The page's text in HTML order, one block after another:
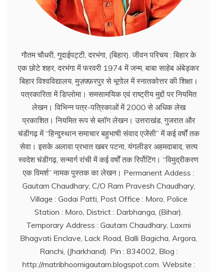
गौतम चौधरी, गुदाईपट्टी, दरभंगा, (बिहार). जीवन परिचय : बिहार के
एक छोटे शहर, दरभंगा में फरवरी 1974 में जन्म, बाबा साहेब अंबेड्कर
बिहार विश्वविद्यालय, मुज़फ़्फ़रपुर से भूगोल में स्नातकोत्तर की शिक्षा।
पत्रकारिता में डिप्लोमा। समसामयिक एवं राष्ट्रीय मुद्दों पर नियमित
लेखन। विभिन्न पत्र-पत्रिकाओं में 2000 से अधिक लेख
प्रकाशित। नियमित रूप से ब्लाॅग लेखन। उत्तराखंड, गुजरात और
चंडीगढ़ में ‘‘हिन्दुस्थान समाचार बहुभाषी संवाद एजेंसी’’ में कई वर्षों तक
सेवा। इसके अलावा प्रभात खबर पटना, यंगलीडर अहमदाबाद, सत्य
स्वदेश चंडीगढ़, सन्मार्ग रांची में कई वर्षों तक रिर्पोटिंग। ‘‘विमुद्रीकरण
एक विमर्श’’ नामक पुस्तक का लेखन। Permanent Addess :
Gautam Chaudhary, C/O Ram Pravesh Chaudhary,
Village : Godai Patti, Post Office : Moro, Police
Station : Moro, District : Darbhanga, (Bihar).
Temporary Address : Gautam Chaudhary, Laxmi
Bhagvati Enclave, Lack Road, Balli Bagicha, Argora,
Ranchi, (Jharkhand). Pin : 834002, Blog :
http://matribhoomigautam.blogspot.com. Website :